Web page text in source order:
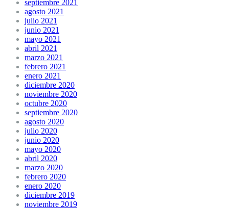
septiembre 2021
agosto 2021
julio 2021
junio 2021
mayo 2021
abril 2021
marzo 2021
febrero 2021
enero 2021
diciembre 2020
noviembre 2020
octubre 2020
septiembre 2020
agosto 2020
julio 2020
junio 2020
mayo 2020
abril 2020
marzo 2020
febrero 2020
enero 2020
diciembre 2019
noviembre 2019